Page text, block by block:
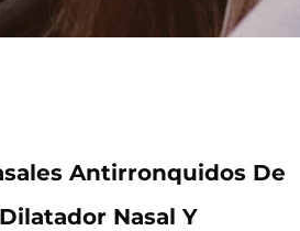
Antirronquidos De
Nasal Y